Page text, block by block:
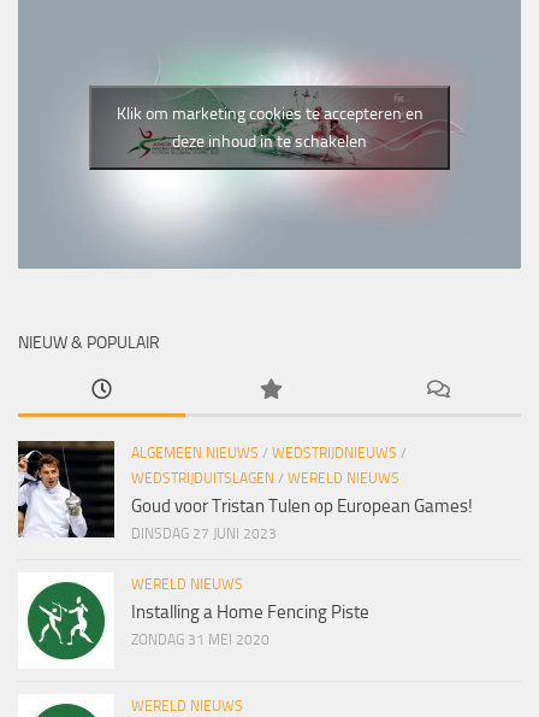
Klik om marketing cookies te accepteren en
deze inhoud in te schakelen
NIEUW & POPULAIR
ALGEMEEN NIEUWS / WEDSTRIJDNIEUWS /
WEDSTRIJDUITSLAGEN / WERELD NIEUWS
Goud voor Tristan Tulen op European Games!
DINSDAG 27 JUNI 2023
WERELD NIEUWS
Installing a Home Fencing Piste
ZONDAG 31 MEI 2020
WERELD NIEUWS